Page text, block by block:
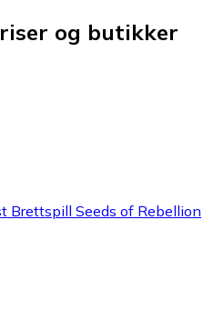
og butikker
Brettspill Seeds of Rebellion